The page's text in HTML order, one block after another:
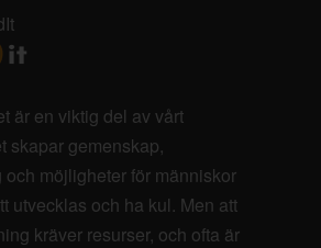
är en viktig del av vårt
skapar gemenskap,
och möjligheter för människor
utvecklas och ha kul. Men att
kräver resurser, och ofta är